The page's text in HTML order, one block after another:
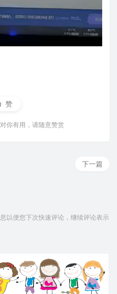
赞
你有用，请随意赞赏
下一篇
以便您下次快速评论，继续评论表示